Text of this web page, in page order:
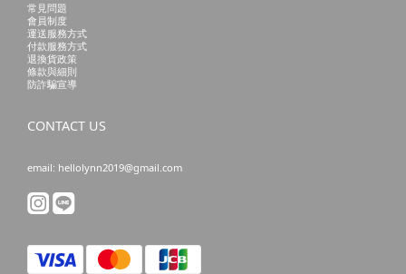
常見問題
會員制度
運送服務方式
付款服務方式
退換貨政策
條款與細則
防詐騙宣導
CONTACT US
email: hellolynn2019@gmail.com